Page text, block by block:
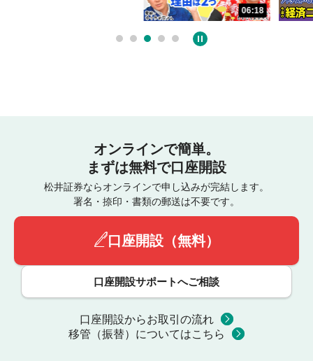
06:18
オンラインで簡単。
まずは無料で口座開設
松井証券ならオンラインで申し込みが完結します。
署名・捺印・書類の郵送は不要です。
口座開設（無料）
口座開設サポートへご相談
口座開設からお取引の流れ
移管（振替）についてはこちら